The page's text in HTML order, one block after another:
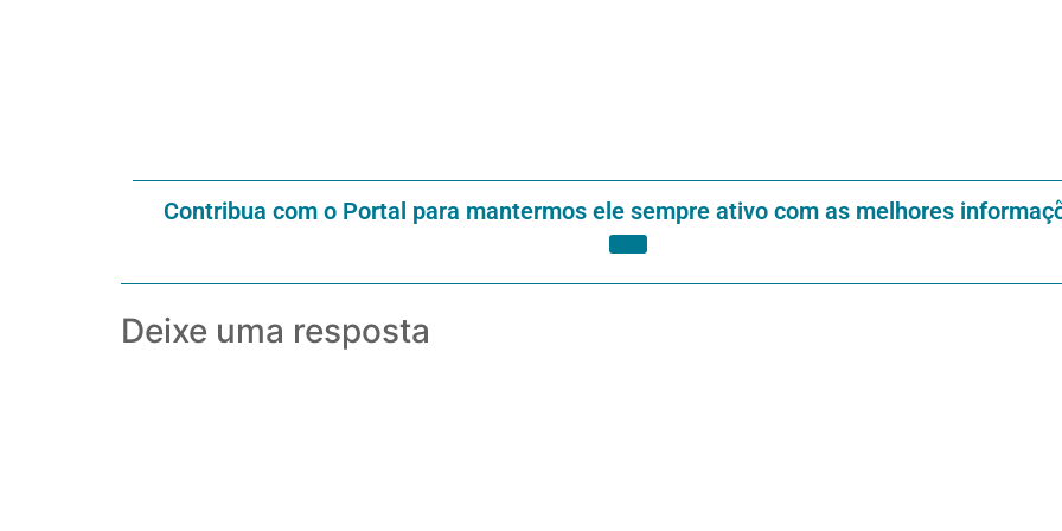
Contribua com o Portal para mantermos ele sempre ativo com as melhores
Deixe uma resposta